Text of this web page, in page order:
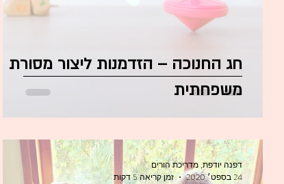
חג החנוכה – הזדמנות ליצור מסורת
משפחתית
דפנה יודפת, מדריכת הורים
24 בספט׳ 2020
זמן קריאה 5 דקות